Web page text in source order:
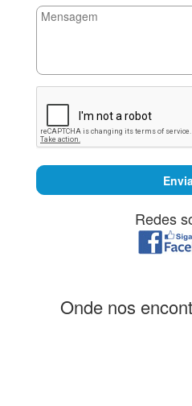
Redes
Onde nos